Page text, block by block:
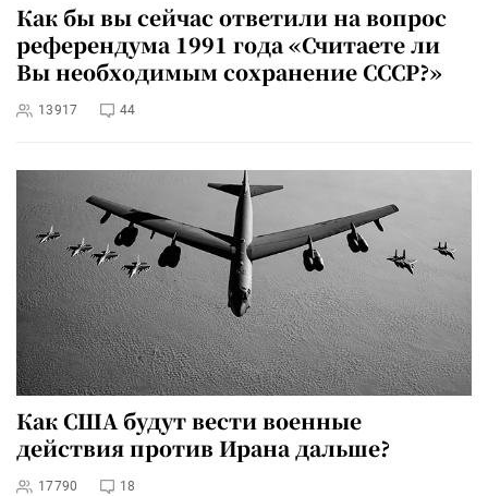
Как бы вы сейчас ответили на вопрос
референдума 1991 года «Считаете ли
Вы необходимым сохранение СССР?»
13917 44
Как США будут вести военные
действия против Ирана дальше?
17790 18